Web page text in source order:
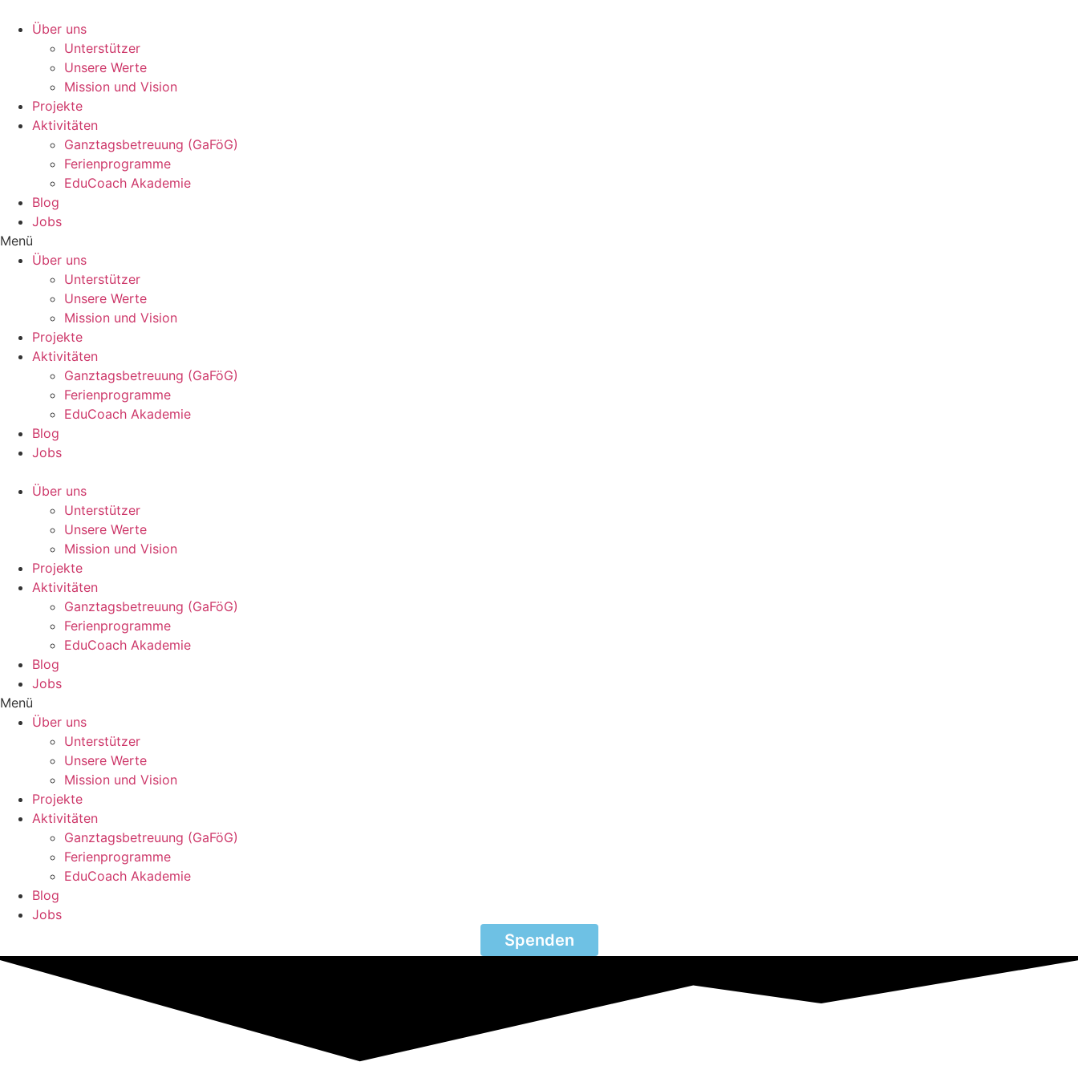
Inhalt
wechseln
Über uns
Unterstützer
Unsere Werte
Mission und Vision
Projekte
Aktivitäten
Ganztagsbetreuung (GaFöG)
Ferienprogramme
EduCoach Akademie
Blog
Jobs
Menü
Über uns
Unterstützer
Unsere Werte
Mission und Vision
Projekte
Aktivitäten
Ganztagsbetreuung (GaFöG)
Ferienprogramme
EduCoach Akademie
Blog
Jobs
Über uns
Unterstützer
Unsere Werte
Mission und Vision
Projekte
Aktivitäten
Ganztagsbetreuung (GaFöG)
Ferienprogramme
EduCoach Akademie
Blog
Jobs
Menü
Über uns
Unterstützer
Unsere Werte
Mission und Vision
Projekte
Aktivitäten
Ganztagsbetreuung (GaFöG)
Ferienprogramme
EduCoach Akademie
Blog
Jobs
Spenden